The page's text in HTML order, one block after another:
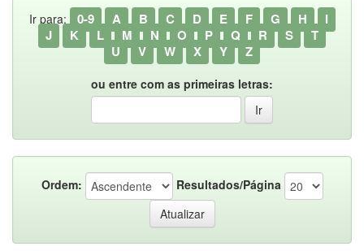
Ir para: 0-9 A B C D E F G H
I
J
K L M N O P Q R S
T
U
V W X Y Z
ou entre com as primeiras letras:
Ordem: Resultados/Página